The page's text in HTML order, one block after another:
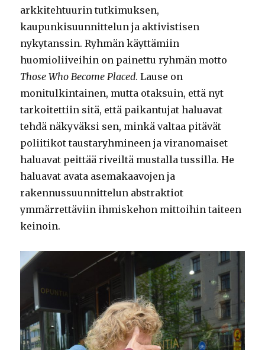
arkkitehtuurin tutkimuksen,
kaupunkisuunnittelun ja aktivistisen
nykytanssin. Ryhmän käyttämiin
huomioliiveihin on painettu ryhmän motto
Those Who Become Placed. Lause on
monitulkintainen, mutta otaksuin, että nyt
tarkoitettiin sitä, että paikantujat haluavat
tehdä näkyväksi sen, minkä valtaa pitävät
poliitikot taustaryhmineen ja viranomaiset
haluavat peittää riveiltä mustalla tussilla. He
haluavat avata asemakaavojen ja
rakennussuunnittelun abstraktiot
ymmärrettäviin ihmiskehon mittoihin taiteen
keinoin.